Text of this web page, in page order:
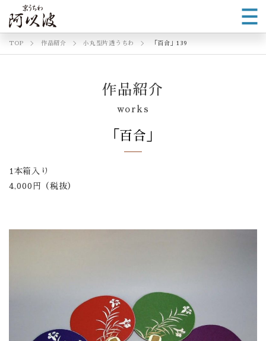
TOP 作品紹介 小丸型片透うちわ 「百合」139
作品紹介
works
「百合」
1本箱入り
4,000円（税抜）